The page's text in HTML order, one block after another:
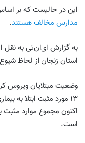
این در حالیست که بر
مدارس مخالف هستند.
به گزارش ای‌ان‌تی به نقل
استان زنجان از لحاظ
۱۳ مورد مثبت ابتلا به
است.